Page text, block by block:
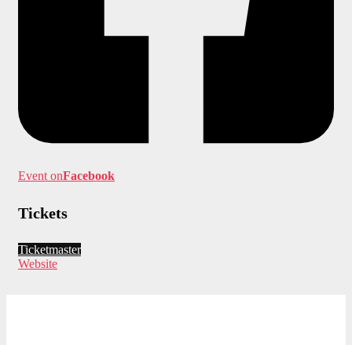
Event onFacebook
Tickets
Ticketmaster
Website